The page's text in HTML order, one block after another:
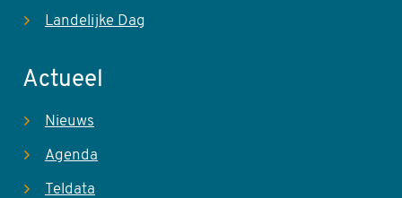
Landelijke Dag
Actueel
Nieuws
Agenda
Teldata